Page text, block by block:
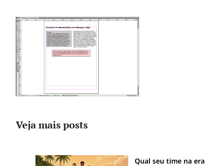
Veja mais posts
Qual seu time na era